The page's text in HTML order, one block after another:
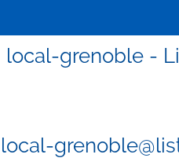
local-grenoble -
local-